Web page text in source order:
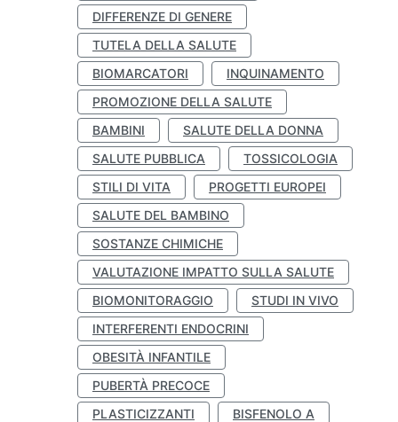
DIFFERENZE DI GENERE
TUTELA DELLA SALUTE
BIOMARCATORI
INQUINAMENTO
PROMOZIONE DELLA SALUTE
BAMBINI
SALUTE DELLA DONNA
SALUTE PUBBLICA
TOSSICOLOGIA
STILI DI VITA
PROGETTI EUROPEI
SALUTE DEL BAMBINO
SOSTANZE CHIMICHE
VALUTAZIONE IMPATTO SULLA SALUTE
BIOMONITORAGGIO
STUDI IN VIVO
INTERFERENTI ENDOCRINI
OBESITÀ INFANTILE
PUBERTÀ PRECOCE
PLASTICIZZANTI
BISFENOLO A